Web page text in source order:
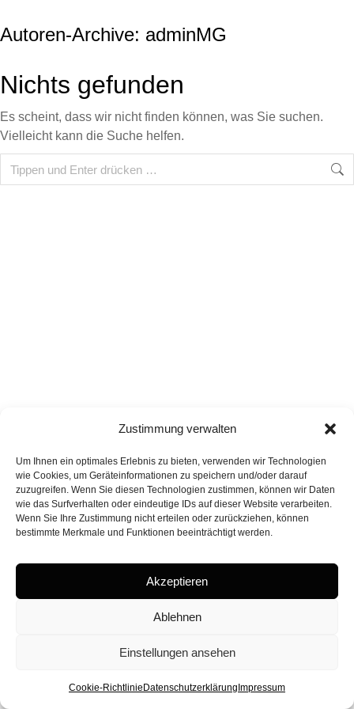
Zustimmung verwalten
Um Ihnen ein optimales Erlebnis zu bieten, verwenden wir Technologien
wie Cookies, um Geräteinformationen zu speichern und/oder darauf
zuzugreifen. Wenn Sie diesen Technologien zustimmen, können wir Daten
wie das Surfverhalten oder eindeutige IDs auf dieser Website verarbeiten.
Wenn Sie Ihre Zustimmung nicht erteilen oder zurückziehen, können
bestimmte Merkmale und Funktionen beeinträchtigt werden.
Akzeptieren
Ablehnen
Einstellungen ansehen
Cookie-Richtlinie Datenschutzerklärung Impressum
Autoren-Archive: adminMG
Nichts gefunden
Es scheint, dass wir nicht finden können, was Sie suchen.
Vielleicht kann die Suche helfen.